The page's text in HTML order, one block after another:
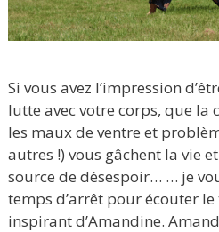
Si vous avez l’impression
lutte avec votre corps, que la
les maux de ventre et
autres !) vous gâchent la vie
source de désespoir… … je
temps d’arrêt pour écouter
inspirant d’Amandine.